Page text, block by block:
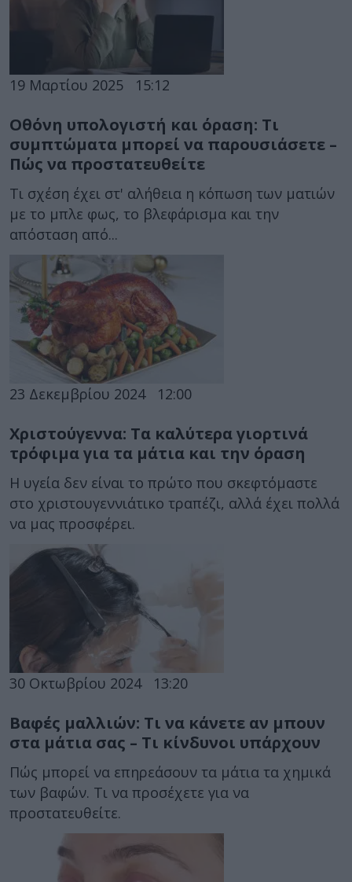
19 Μαρτίου 2025 15:12
Οθόνη υπολογιστή και όραση: Τι
συμπτώματα μπορεί να παρουσιάσετε –
Πώς να προστατευθείτε
Τι σχέση έχει στ' αλήθεια η κόπωση των ματιών
με το μπλε φως, το βλεφάρισμα και την
απόσταση από...
23 Δεκεμβρίου 2024 12:00
Χριστούγεννα: Τα καλύτερα γιορτινά
τρόφιμα για τα μάτια και την όραση
Η υγεία δεν είναι το πρώτο που σκεφτόμαστε
στο χριστουγεννιάτικο τραπέζι, αλλά έχει πολλά
να μας προσφέρει.
30 Οκτωβρίου 2024 13:20
Βαφές μαλλιών: Τι να κάνετε αν μπουν
στα μάτια σας – Τι κίνδυνοι υπάρχουν
Πώς μπορεί να επηρεάσουν τα μάτια τα χημικά
των βαφών. Τι να προσέχετε για να
προστατευθείτε.